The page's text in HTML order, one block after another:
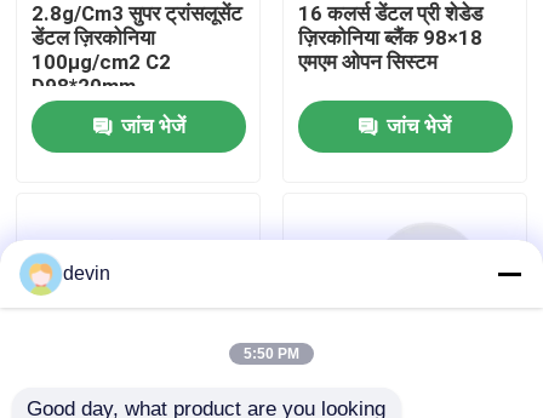
हमारे बारे में
कारखाने का दौरा
हमसे संपर्क करें
उद्धरण मांगें
2.8g/Cm3 सुपर ट्रांसलूसेंट
डेंटल ज़िरकोनिया
100μg/cm2 C2
D98*20mm
जांच भेजें
16 कलर्स डेंटल प्री शेडेड
ज़िरकोनिया ब्लैंक 98×18
एमएम ओपन सिस्टम
जांच भेजें
devin
5:50 PM
Good day, what product are you looking